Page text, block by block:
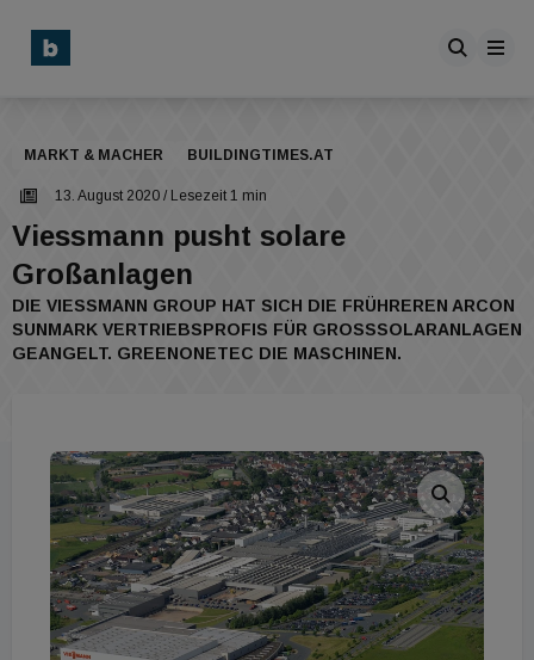
MARKT & MACHER BUILDINGTIMES.AT
13. August 2020 / Lesezeit 1 min
Viessmann pusht solare
Großanlagen
DIE VIESSMANN GROUP HAT SICH DIE FRÜHREREN ARCON
SUNMARK VERTRIEBSPROFIS FÜR GROSSSOLARANLAGEN G
EANGELT. GREENONETEC DIE MASCHINEN.